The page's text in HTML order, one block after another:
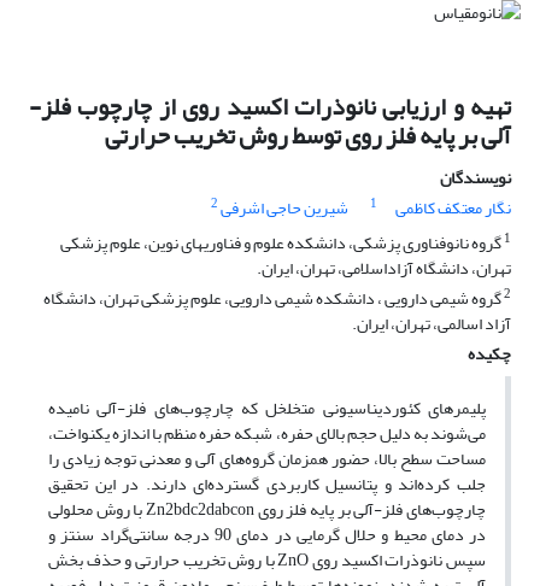
تهیه و ارزیابی نانوذرات اکسید روی از چارچوب فلز-
آلی بر پایه فلز روی توسط روش تخریب حرارتی
نویسندگان
نگار معتکف کاظمی
1 شیرین حاجی اشرفی2
1گروه نانوفناوری پزشکی، دانشکده علوم و فناوریهای نوین، علوم پزشکی
تهران، دانشگاه آزاداسلامی، تهران، ایران.
2گروه شیمی دارویی ، دانشکده شیمی دارویی، علوم پزشکی تهران، دانشگاه
آزاد اسالمی، تهران، ایران.
چکیده
پلیمرهای کئوردیناسیونی متخلخل که چارچوب‌های فلز-آلی نامیده
می‌شوند به دلیل حجم بالای حفره، شبکه حفره منظم با اندازه یکنواخت،
مساحت سطح بالا، حضور همزمان گروه‌های آلی و معدنی توجه زیادی را
جلب کرده‌اند و پتانسیل کاربردی گسترده‌ای دارند. در این تحقیق
چارچوب‌های فلز-آلی بر پایه فلز روی Zn2bdc2dabcon با روش محلولی
در دمای محیط و حلال گرمایی در دمای 90 درجه سانتی‌گراد سنتز و
سپس نانوذرات اکسید روی ZnO با روش تخریب حرارتی و حذف بخش